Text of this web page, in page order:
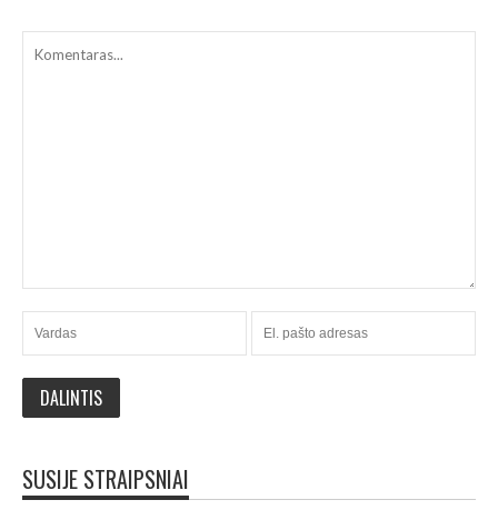
SUSIJE STRAIPSNIAI